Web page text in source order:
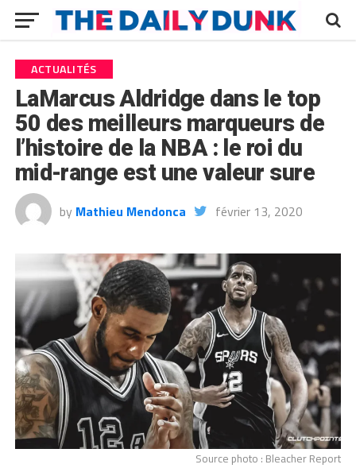
ACTUALITÉS
LaMarcus Aldridge dans le top
50 des meilleurs marqueurs de
l’histoire de la NBA : le roi du
mid-range est une valeur sure
by Mathieu Mendonca février 13, 2020
Source photo : Bleacher Report